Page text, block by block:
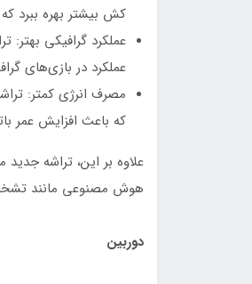
کش بیشتر بهره ببرد
عملکرد در بازی‌های
مصرف انرژی کمتر:
که باعث افزایش عمر
هوش مصنوعی مانند
دوربین